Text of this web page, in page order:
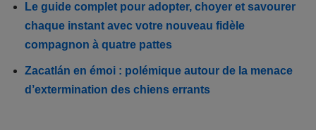
Le guide complet pour adopter, choyer et savourer
chaque instant avec votre nouveau fidèle
compagnon à quatre pattes
Zacatlán en émoi : polémique autour de la menace
d’extermination des chiens errants